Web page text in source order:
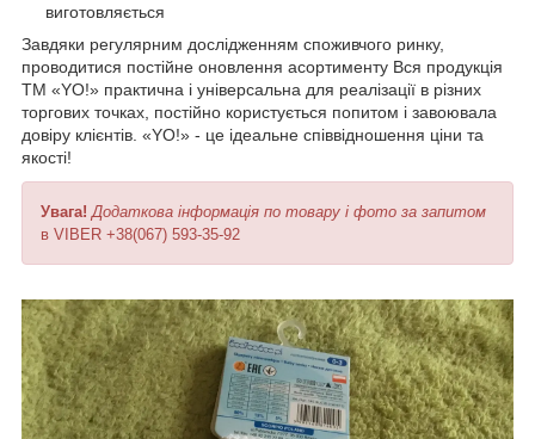
виготовляється
Завдяки регулярним дослідженням споживчого ринку,
проводитися постійне оновлення асортименту Вся продукція
ТМ «YO!» практична і універсальна для реалізації в різних
торгових точках, постійно користується попитом і завоювала
довіру клієнтів. «YO!» - це ідеальне співвідношення ціни та
якості!
Увага! Додаткова інформація по товару і фото за запитом
в VIBER +38(067) 593-35-92